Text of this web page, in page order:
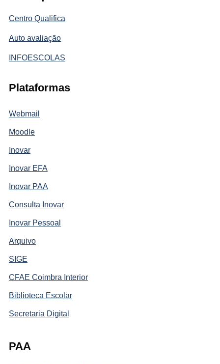
Centro Qualifica
Auto avaliação
INFOESCOLAS
Plataformas
Webmail
Moodle
Inovar
Inovar EFA
Inovar PAA
Consulta Inovar
Inovar Pessoal
Arquivo
SIGE
CFAE Coimbra Interior
Biblioteca Escolar
Secretaria Digital
PAA